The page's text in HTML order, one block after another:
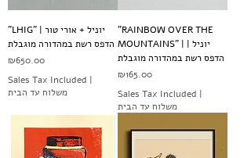
"LHIG" יוניל + אורי טור |
הדפס רשת במהדורה מוגבלת
Price
₪650.00
Sales Tax Included |
משלוח עד הבית
"RAINBOW OVER THE
MOUNTAINS" | יוניל |
הדפס רשת במהדורה מוגבלת
Price
₪165.00
Sales Tax Included |
משלוח עד הבית